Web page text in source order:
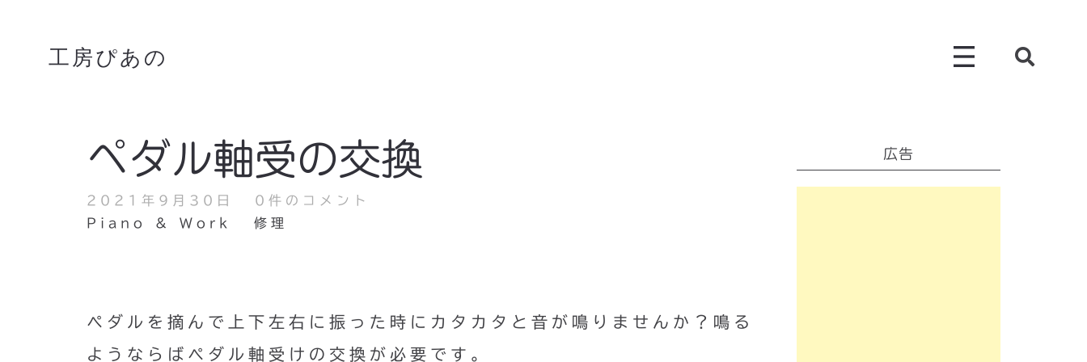
工房ぴあの
ペダル軸受の交換
2021年9月30日
0件のコメント
Piano & Work
修理
ペダルを摘んで上下左右に振った時にカタカタと音が鳴りませんか？鳴る
ようならばペダル軸受けの交換が必要です。
広告